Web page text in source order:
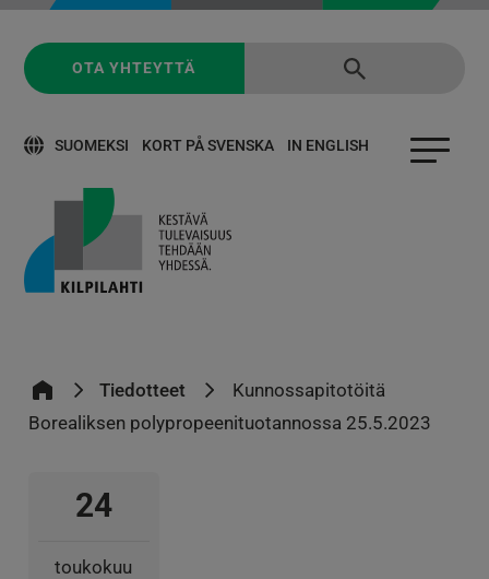
SUOMEKSI KORT PÅ SVENSKA IN ENGLISH
OTA YHTEYTTÄ
Tiedotteet
Kunnossapitotöitä
Borealiksen polypropeenituotannossa 25.5.2023
24
toukokuu